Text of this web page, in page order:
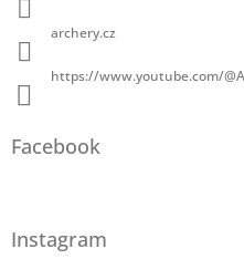
archery.cz
https://www.youtube.com/
Facebook
Instagram